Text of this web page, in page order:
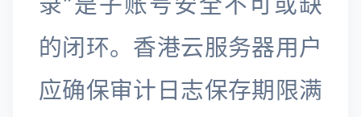
的闭环。香港云服务器用户
应确保审计日志保存期限满